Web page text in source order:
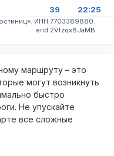
39 22:25
ИНН 7703389880.
erid 2VtzqxBJaMB
маршруту – это
могут возникнуть
быстро
Не упускайте
все сложные